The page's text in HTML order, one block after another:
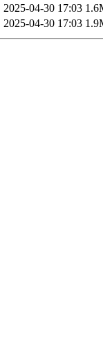
2025-04-30 17:03
2025-04-30 17:03